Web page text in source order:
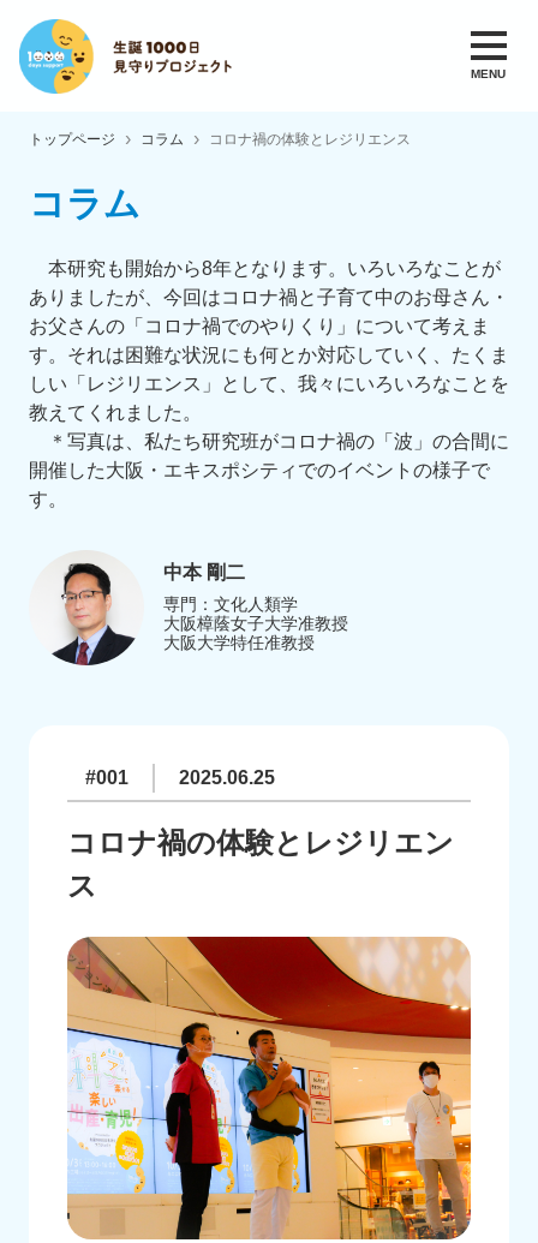
トップページ コラム コロナ禍の体験とレジリエンス
コラム
本研究も開始から8年となります。いろいろなことが
ありましたが、今回はコロナ禍と子育て中のお母さん・
お父さんの「コロナ禍でのやりくり」について考えま
す。それは困難な状況にも何とか対応していく、たくま
しい「レジリエンス」として、我々にいろいろなことを
教えてくれました。
＊写真は、私たち研究班がコロナ禍の「波」の合間に
開催した大阪・エキスポシティでのイベントの様子で
す。
中本 剛二
専門：文化人類学
大阪樟蔭女子大学准教授
大阪大学特任准教授
#001 2025.06.25
コロナ禍の体験とレジリエン
ス